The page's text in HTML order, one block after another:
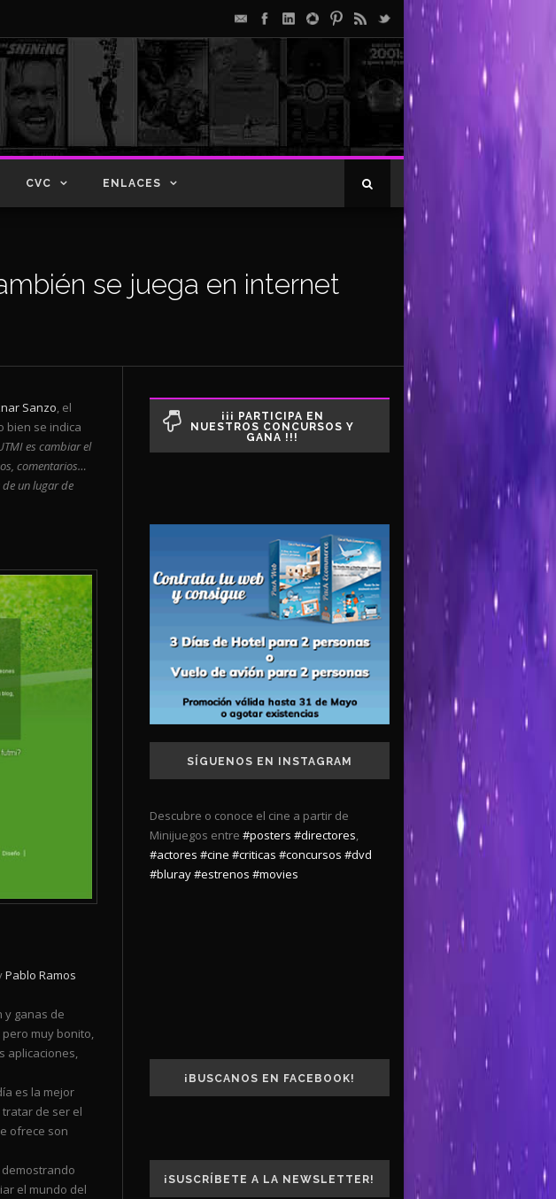
CVC ENLACES
se juega en internet
Sanzo, el
bien se indica
es cambiar el
comentarios…
un lugar de
Pablo Ramos
y ganas de
muy bonito,
aplicaciones,
es la mejor
de ser el
ofrece son
el mundo del
¡¡¡ PARTICIPA EN
NUESTROS CONCURSOS Y
GANA !!!
SÍGUENOS EN INSTAGRAM
Descubre o conoce el cine a partir de
Minijuegos entre #posters #directores,
#actores #cine #criticas #concursos #dvd
#bluray#estrenos #movies
¡BUSCANOS EN FACEBOOK!
¡SUSCRÍBETE A LA NEWSLETTER!